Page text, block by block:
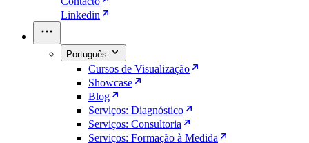
Linkedin
Português
Cursos de Visualização
Showcase
Blog
Serviços: Diagnóstico
Serviços: Consultoria
Serviços: Formação à Medida